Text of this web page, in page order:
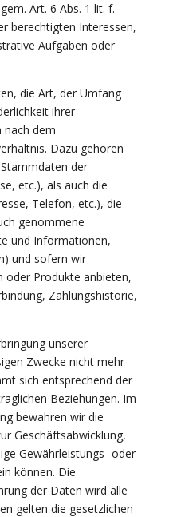
Art. 6 Abs. 1 lit. f.
berechtigten Interessen,
Aufgaben oder
die Art, der Umfang
ihrer
nach dem
Dazu gehören
der
etc.), als auch die
Telefon, etc.), die
genommene
und Informationen,
und sofern wir
oder Produkte anbieten,
Zahlungshistorie,
unserer
Zwecke nicht mehr
sich entsprechend der
Beziehungen. Im
bewahren wir die
Geschäftsabwicklung,
Gewährleistungs- oder
können. Die
der Daten wird alle
gelten die gesetzlichen